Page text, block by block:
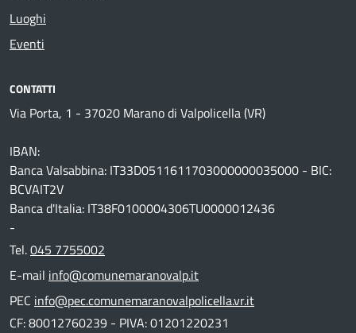
Luoghi
Eventi
CONTATTI
Via Porta, 1 - 37020 Marano di Valpolicella (VR)
IBAN:
Banca Valsabbina: IT33D0511611703000000035000 - BIC:
BCVAIT2V
Banca d'Italia: IT38F0100004306TU0000012436
-
Tel.045 7755002
E-mail info@comunemaranovalp.it
PEC info@pec.comunemaranovalpolicella.vr.it
CF: 80012760239 - PIVA: 01201220231